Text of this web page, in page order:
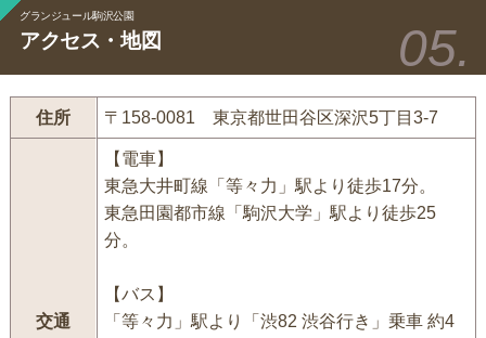
グランジュール駒沢公園
アクセス・地図
住所 〒158-0081 東京都世田谷区深沢5丁目3-7
交通
【電車】
東急大井町線「等々力」駅より徒歩17分。
東急田園都市線「駒沢大学」駅より徒歩25
分。
【バス】
「等々力」駅より「渋82 渋谷行き」乗車 約4